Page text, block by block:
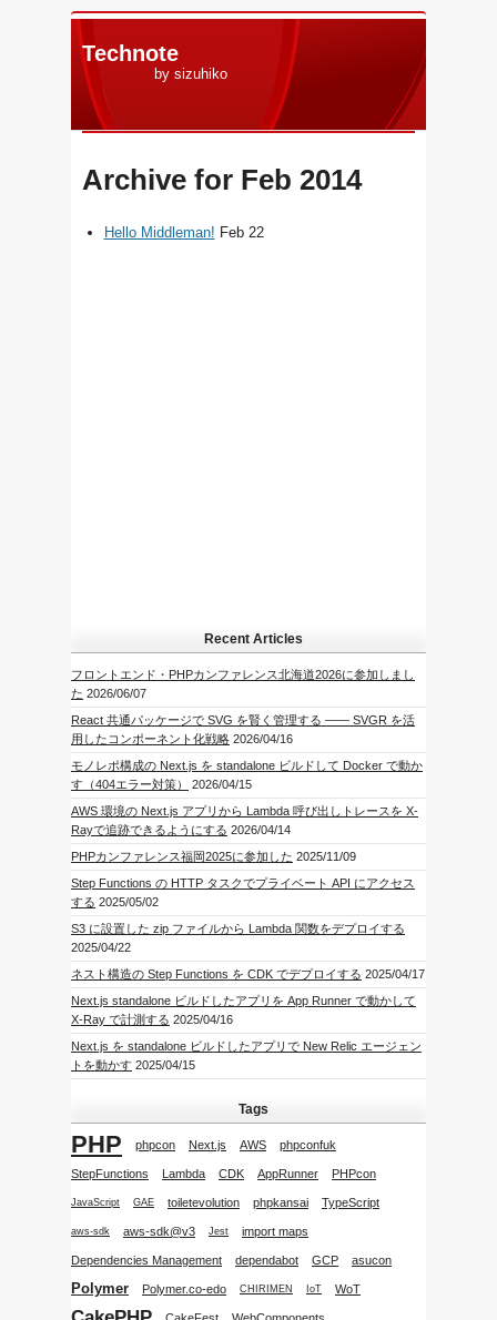
Technote
by sizuhiko
Archive for Feb 2014
Hello Middleman! Feb 22
Recent Articles
フロントエンド・PHPカンファレンス北海道2026に参加しまし
た 2026/06/07
React 共通パッケージで SVG を賢く管理する —— SVGR を活
用したコンポーネント化戦略 2026/04/16
モノレポ構成の Next.js を standalone ビルドして Docker で動か
す（404エラー対策）
2026/04/15
AWS 環境の Next.js アプリから Lambda 呼び出しトレースを X-
Rayで追跡できるようにする 2026/04/14
PHPカンファレンス福岡2025に参加した 2025/11/09
Step Functions の HTTP タスクでプライベート API にアクセス
する 2025/05/02
S3 に設置した zip ファイルから Lambda 関数をデプロイする
2025/04/22
ネスト構造の Step Functions を CDK でデプロイする 2025/04/17
Next.js standalone ビルドしたアプリを App Runner で動かして
X-Ray で計測する 2025/04/16
Next.js を standalone ビルドしたアプリで New Relic エージェン
トを動かす 2025/04/15
Tags
PHP phpcon Next.js AWS phpconfuk
StepFunctions Lambda CDK AppRunner PHPcon
JavaScript GAE toiletevolution phpkansai TypeScript
aws-sdk aws-sdk@v3 Jest import maps
Dependencies Management dependabot GCP asucon
Polymer Polymer.co-edo CHIRIMEN IoT WoT